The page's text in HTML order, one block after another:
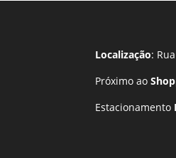
Localização:
Próximo ao
Estacionamento